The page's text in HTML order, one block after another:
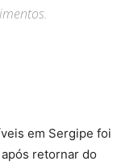
em Sergipe foi
retornar do